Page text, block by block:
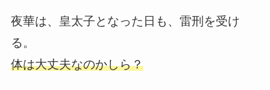
夜華は、皇太子となった日も、雷刑を受け
る。
体は大丈夫なのかしら？